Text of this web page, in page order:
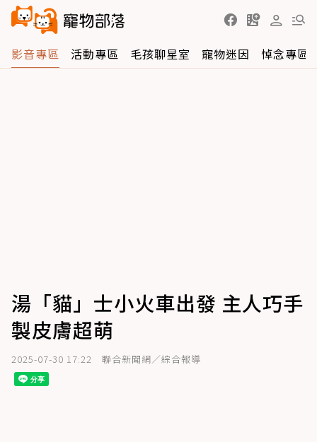
影音專區 活動專區 毛孩聊星室 寵物迷因 悼念專區
湯「貓」士小火車出發 主人巧手
製皮膚超萌
2025-07-30 17:22 聯合新聞網／綜合報導